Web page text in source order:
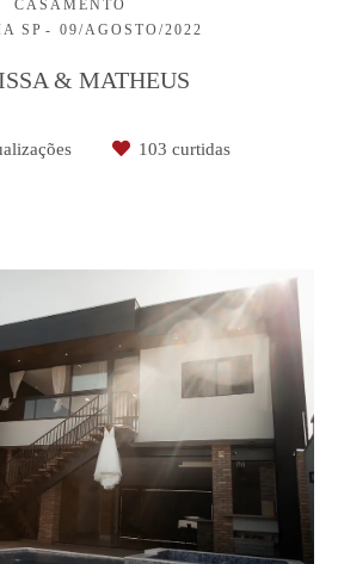
CASAMENTO
SP
09/AGOSTO/2022
& MATHEUS
103 curtidas